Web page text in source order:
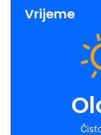
Vrijeme